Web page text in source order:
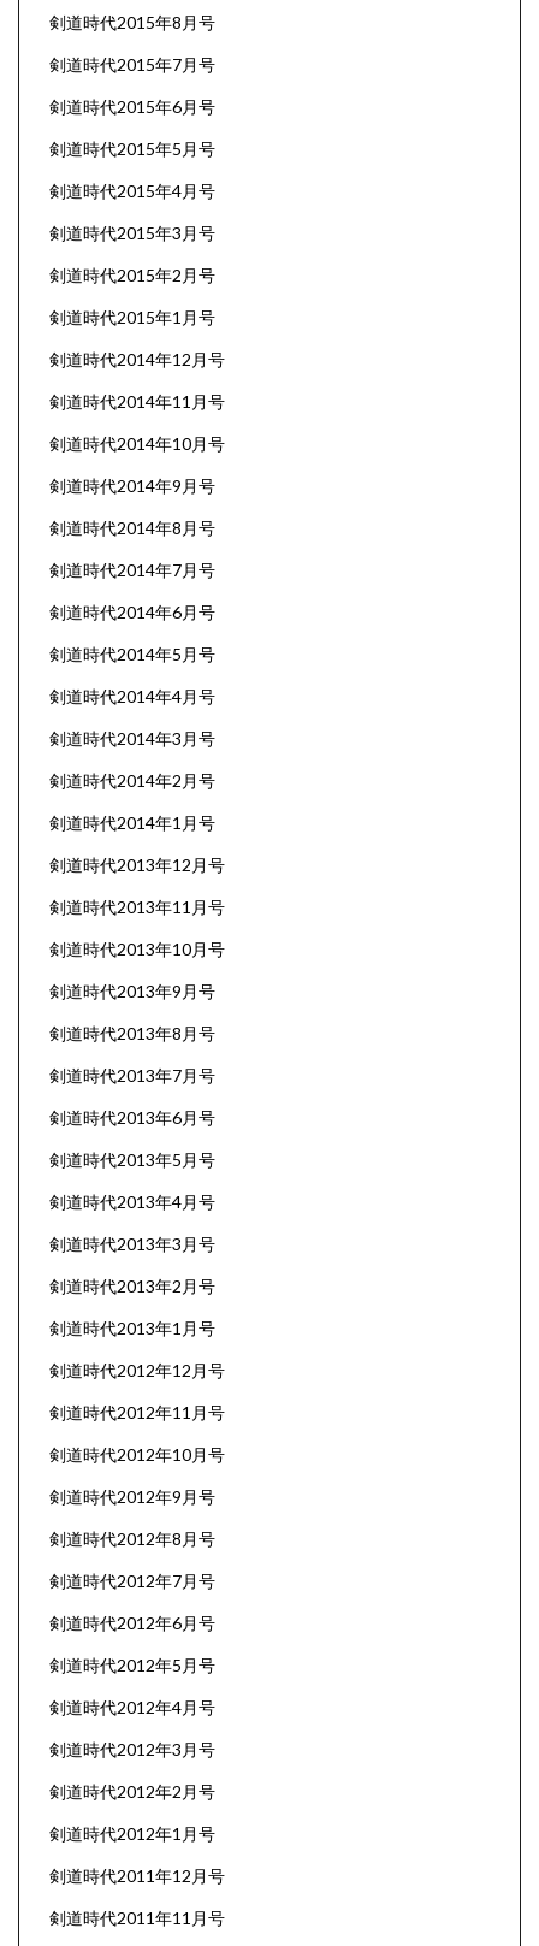
剣道時代2015年8月号
剣道時代2015年7月号
剣道時代2015年6月号
剣道時代2015年5月号
剣道時代2015年4月号
剣道時代2015年3月号
剣道時代2015年2月号
剣道時代2015年1月号
剣道時代2014年12月号
剣道時代2014年11月号
剣道時代2014年10月号
剣道時代2014年9月号
剣道時代2014年8月号
剣道時代2014年7月号
剣道時代2014年6月号
剣道時代2014年5月号
剣道時代2014年4月号
剣道時代2014年3月号
剣道時代2014年2月号
剣道時代2014年1月号
剣道時代2013年12月号
剣道時代2013年11月号
剣道時代2013年10月号
剣道時代2013年9月号
剣道時代2013年8月号
剣道時代2013年7月号
剣道時代2013年6月号
剣道時代2013年5月号
剣道時代2013年4月号
剣道時代2013年3月号
剣道時代2013年2月号
剣道時代2013年1月号
剣道時代2012年12月号
剣道時代2012年11月号
剣道時代2012年10月号
剣道時代2012年9月号
剣道時代2012年8月号
剣道時代2012年7月号
剣道時代2012年6月号
剣道時代2012年5月号
剣道時代2012年4月号
剣道時代2012年3月号
剣道時代2012年2月号
剣道時代2012年1月号
剣道時代2011年12月号
剣道時代2011年11月号